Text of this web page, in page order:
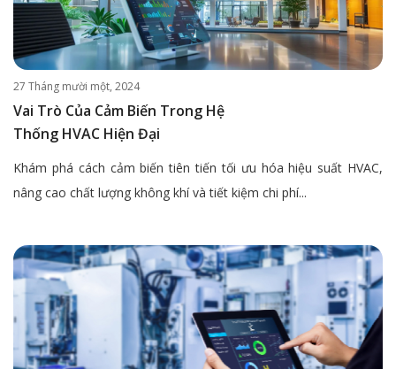
27 Tháng mười một, 2024
Vai Trò Của Cảm Biến Trong Hệ
Thống HVAC Hiện Đại
Khám phá cách cảm biến tiên tiến tối ưu hóa hiệu suất HVAC,
nâng cao chất lượng không khí và tiết kiệm chi phí...